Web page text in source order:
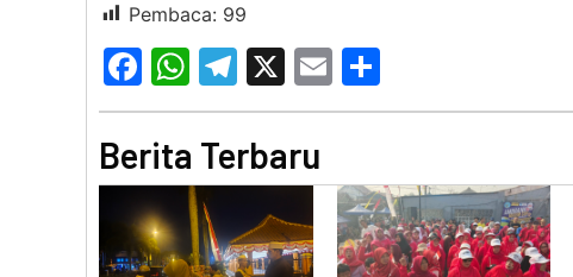
Pembaca: 99
Facebook
WhatsApp
Telegram
X Email
Berita Terbaru